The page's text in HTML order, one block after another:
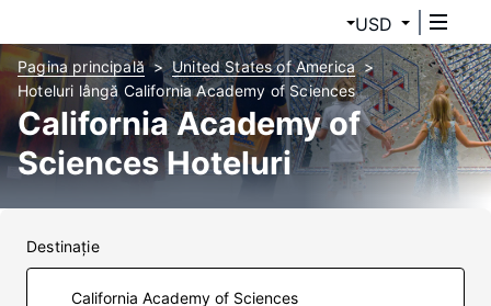
USD
Pagina principală
United States of America
Hoteluri lângă California Academy of Sciences
California Academy of
Sciences Hoteluri
Destinaţie